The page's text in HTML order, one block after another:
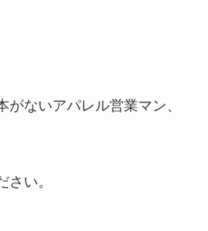
がないアパレル営業マン、
さい。